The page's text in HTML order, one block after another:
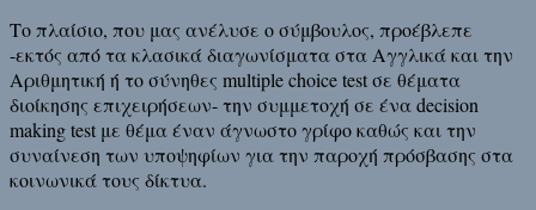
Το πλαίσιο, που μας ανέλυσε ο σύμβουλος, προέβλεπε
-εκτός από τα κλασικά διαγωνίσματα στα Αγγλικά και την
Αριθμητική ή το σύνηθες multiple choice test σε θέματα
διοίκησης επιχειρήσεων- την συμμετοχή σε ένα decision
making test με θέμα έναν άγνωστο γρίφο καθώς και την
συναίνεση των υποψηφίων για την παροχή πρόσβασης στα
κοινωνικά τους δίκτυα.